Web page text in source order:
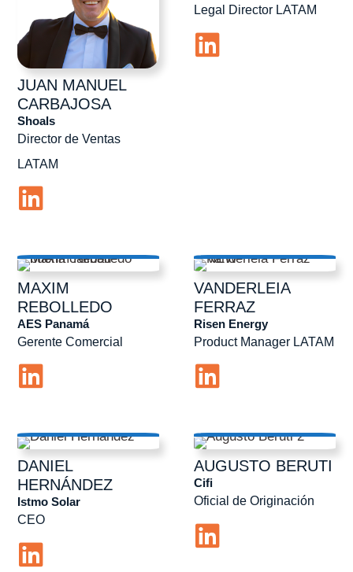
JUAN MANUEL
CARBAJOSA
Director de Ventas
LATAM
Shoals
Legal Director LATAM
MAXIM
REBOLLEDO
Gerente Comercial
AES Panamá
VANDERLEIA
FERRAZ
Product Manager LATAM
Risen Energy
DANIEL
HERNÁNDEZ
CEO
Istmo Solar
AUGUSTO BERUTI
Oficial de Originación
Cifi